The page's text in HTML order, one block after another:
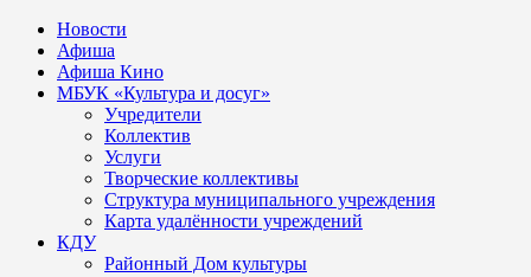
Новости
Афиша
Афиша Кино
МБУК «Культура и досуг»
Учредители
Коллектив
Услуги
Творческие коллективы
Структура муниципального учреждения
Карта удалённости учреждений
КДУ
Районный Дом культуры